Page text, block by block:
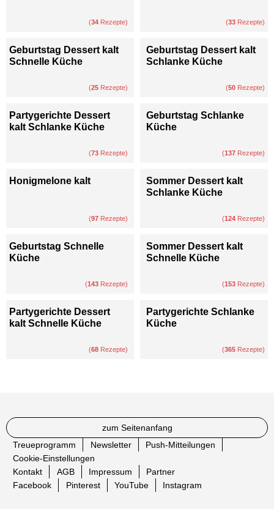
(34 Rezepte) (33 Rezepte)
Geburtstag Dessert kalt
Schnelle Küche
(25 Rezepte)
Geburtstag Dessert kalt
Schlanke Küche
(50 Rezepte)
Partygerichte Dessert
kalt Schlanke Küche
(73 Rezepte)
Geburtstag Schlanke
Küche
(137 Rezepte)
Honigmelone kalt
(97 Rezepte)
Sommer Dessert kalt
Schlanke Küche
(124 Rezepte)
Geburtstag Schnelle
Küche
(143 Rezepte)
Sommer Dessert kalt
Schnelle Küche
(153 Rezepte)
Partygerichte Dessert
kalt Schnelle Küche
(68 Rezepte)
Partygerichte Schlanke
Küche
(365 Rezepte)
zum Seitenanfang
Treueprogramm
Newsletter
Push-Mitteilungen
Cookie-Einstellungen
Kontakt
AGB Impressum
Partner
Facebook
Pinterest YouTube Instagram